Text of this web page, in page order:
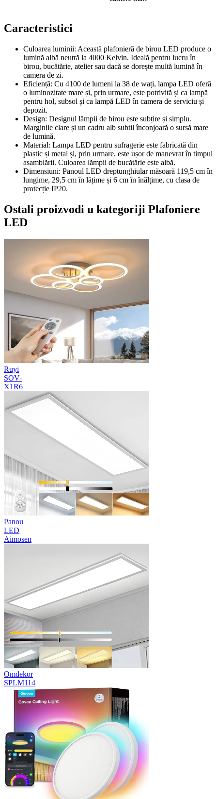
Caracteristici
Culoarea luminii: Această plafonieră de birou LED produce o
lumină albă neutră la 4000 Kelvin. Ideală pentru lucru în
birou, bucătărie, atelier sau dacă se dorește multă lumină în
camera de zi.
Eficiență: Cu 4100 de lumeni la 38 de wați, lampa LED oferă
o luminozitate mare și, prin urmare, este potrivită și ca lampă
pentru hol, subsol și ca lampă LED în camera de serviciu și
depozit.
Design: Designul lămpii de birou este subțire și simplu.
Marginile clare și un cadru alb subtil înconjoară o sursă mare
de lumină.
Material: Lampa LED pentru sufragerie este fabricată din
plastic și metal și, prin urmare, este ușor de manevrat în timpul
asamblării. Culoarea lămpii de bucătărie este albă.
Dimensiuni: Panoul LED dreptunghiular măsoară 119,5 cm în
lungime, 29,5 cm în lățime și 6 cm în înălțime, cu clasa de
protecție IP20.
Ostali proizvodi u kategoriji Plafoniere
LED
Ruyi
SOV-
X1R6
Panou
LED
Aimosen
Omdekor
SPLM114